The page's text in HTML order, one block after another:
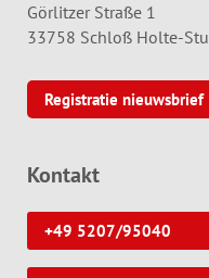
Görlitzer Straße 1
33758 Schloß Holte-
Registratie nieuwsbrief
Kontakt
+49 5207/95040